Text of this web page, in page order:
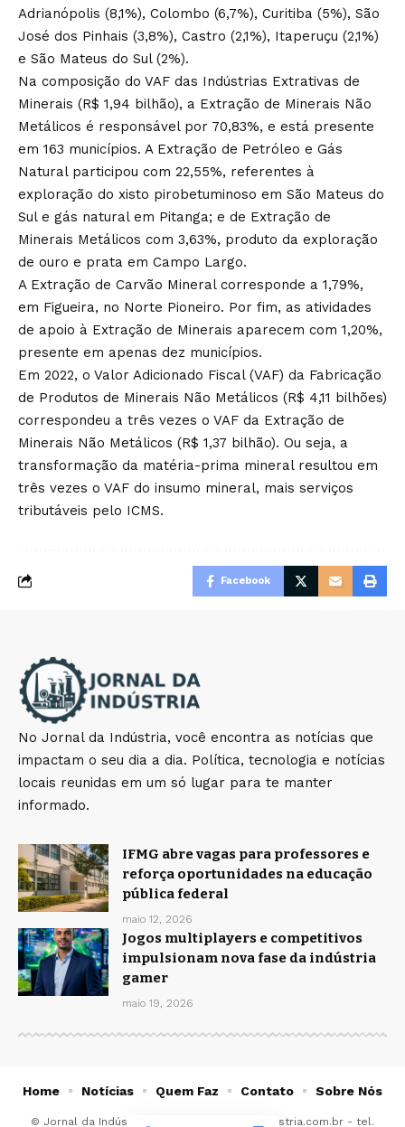
Adrianópolis (8,1%), Colombo (6,7%), Curitiba (5%), São
José dos Pinhais (3,8%), Castro (2,1%), Itaperuçu (2,1%)
e São Mateus do Sul (2%).
Na composição do VAF das Indústrias Extrativas de
Minerais (R$ 1,94 bilhão), a Extração de Minerais Não
Metálicos é responsável por 70,83%, e está presente
em 163 municípios. A Extração de Petróleo e Gás
Natural participou com 22,55%, referentes à
exploração do xisto pirobetuminoso em São Mateus do
Sul e gás natural em Pitanga; e de Extração de
Minerais Metálicos com 3,63%, produto da exploração
de ouro e prata em Campo Largo.
A Extração de Carvão Mineral corresponde a 1,79%,
em Figueira, no Norte Pioneiro. Por fim, as atividades
de apoio à Extração de Minerais aparecem com 1,20%,
presente em apenas dez municípios.
Em 2022, o Valor Adicionado Fiscal (VAF) da Fabricação
de Produtos de Minerais Não Metálicos (R$ 4,11 bilhões)
correspondeu a três vezes o VAF da Extração de
Minerais Não Metálicos (R$ 1,37 bilhão). Ou seja, a
transformação da matéria-prima mineral resultou em
três vezes o VAF do insumo mineral, mais serviços
tributáveis pelo ICMS.
Facebook
No Jornal da Indústria, você encontra as notícias que
impactam o seu dia a dia. Política, tecnologia e notícias
locais reunidas em um só lugar para te manter
informado.
IFMG abre vagas para professores e
reforça oportunidades na educação
pública federal
maio 12, 2026
Jogos multiplayers e competitivos
impulsionam nova fase da indústria
gamer
maio 19, 2026
© Jornal da Indústria - contato@jornaldaindustria.com.br - tel.
Home Notícias Quem Faz Contato Sobre Nós